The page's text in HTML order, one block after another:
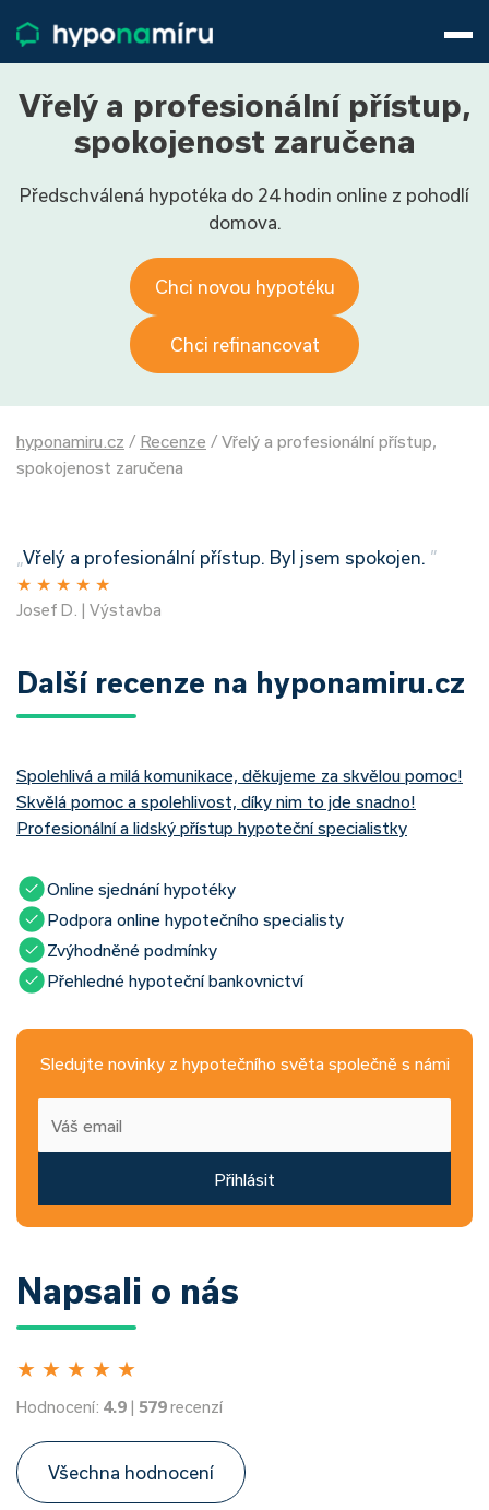
Životní pojištění
Pojištění nemovitosti
Články
800 688 388
9−16 hod.
Vřelý a profesionální přístup,
spokojenost zaručena
Předschválená hypotéka do 24 hodin online z pohodlí
domova.
Chci novou hypotéku
Chci refinancovat
hyponamiru.cz / Recenze / Vřelý a profesionální přístup,
spokojenost zaručena
„Vřelý a profesionální přístup. Byl jsem spokojen. ”
★ ★ ★ ★ ★
Josef D. | Výstavba
Další recenze na hyponamiru.cz
Spolehlivá a milá komunikace, děkujeme za skvělou pomoc!
Skvělá pomoc a spolehlivost, díky nim to jde snadno!
Profesionální a lidský přístup hypoteční specialistky
Online sjednání hypotéky
Podpora online hypotečního specialisty
Zvýhodněné podmínky
Přehledné hypoteční bankovnictví
Sledujte novinky z hypotečního světa společně s námi
Přihlásit
Napsali o nás
★ ★ ★ ★ ★
Hodnocení: 4.9 | 579recenzí
Všechna hodnocení